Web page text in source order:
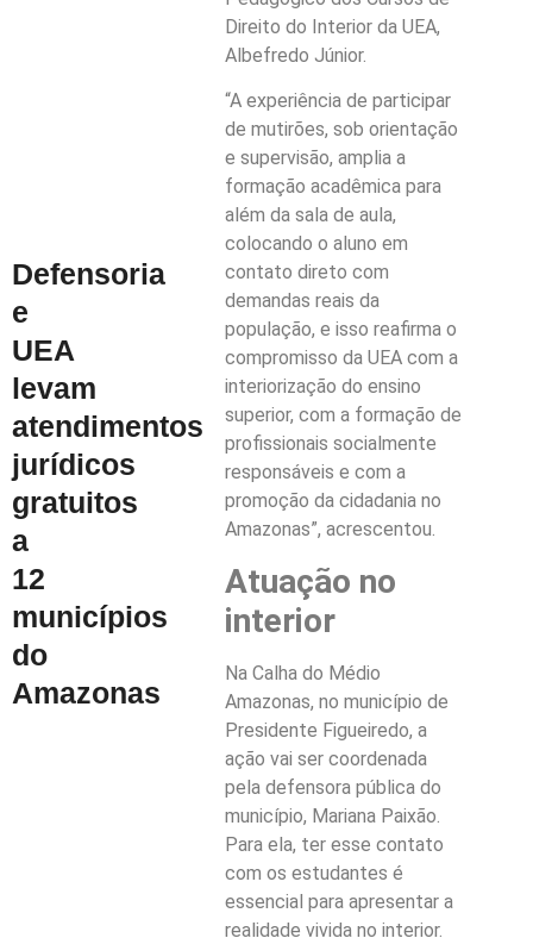
Defensoria
e
UEA
levam
atendimentos
jurídicos
gratuitos
a
12
municípios
do
Amazonas
Direito do Interior da UEA,
Albefredo Júnior.
“A experiência de participar
de mutirões, sob orientação
e supervisão, amplia a
formação acadêmica para
além da sala de aula,
colocando o aluno em
contato direto com
demandas reais da
população, e isso reafirma o
compromisso da UEA com a
interiorização do ensino
superior, com a formação de
profissionais socialmente
responsáveis e com a
promoção da cidadania no
Amazonas”, acrescentou.
Atuação no
interior
Na Calha do Médio
Amazonas, no município de
Presidente Figueiredo, a
ação vai ser coordenada
pela defensora pública do
município, Mariana Paixão.
Para ela, ter esse contato
com os estudantes é
essencial para apresentar a
realidade vivida no interior.